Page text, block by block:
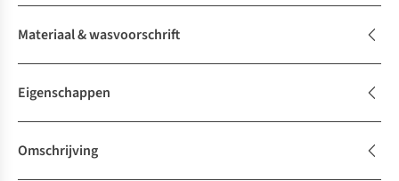
Materiaal & wasvoorschrift
Eigenschappen
Omschrijving